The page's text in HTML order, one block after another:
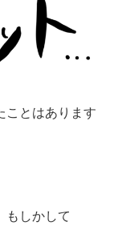
ことはあります
もしかして